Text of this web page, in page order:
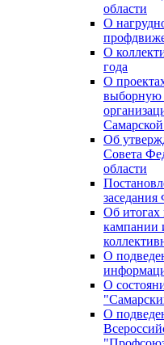
области
О
О
года
О
выборную
Об
Совета
области
Об итогах
кампании
О
О
О